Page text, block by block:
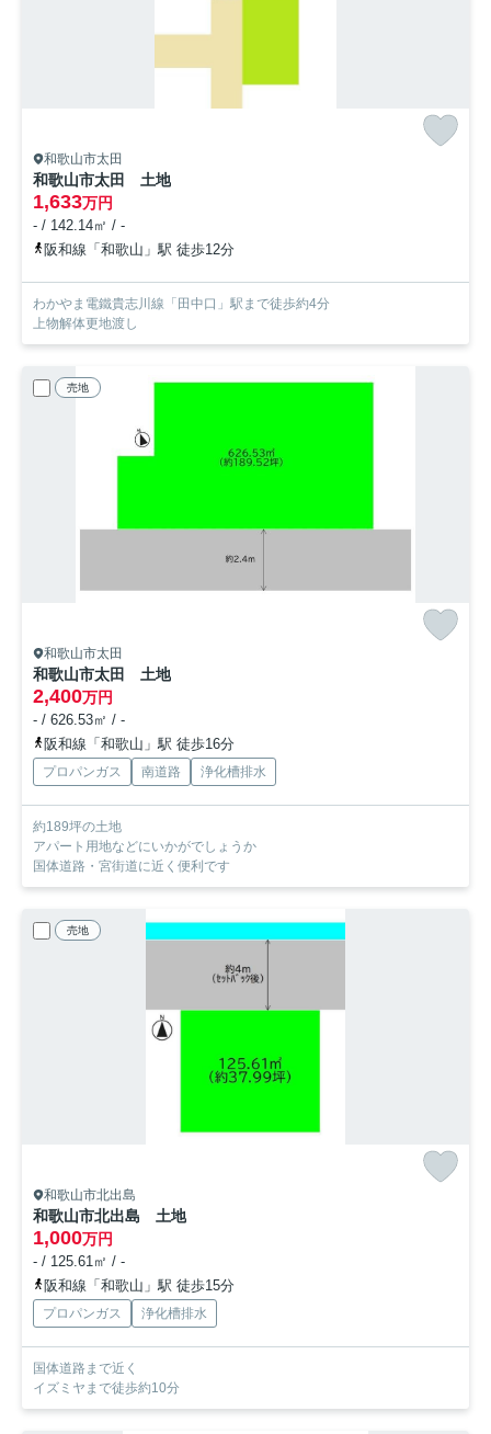
和歌山市太田
和歌山市太田 土地
1,633万円
- / 142.14㎡ / -
阪和線「和歌山」駅 徒歩12分
わかやま電鐵貴志川線「田中口」駅まで徒歩約4分
上物解体更地渡し
売地
和歌山市太田
和歌山市太田 土地
2,400万円
- / 626.53㎡ / -
阪和線「和歌山」駅 徒歩16分
プロパンガス 南道路 浄化槽排水
約189坪の土地
アパート用地などにいかがでしょうか
国体道路・宮街道に近く便利です
売地
和歌山市北出島
和歌山市北出島 土地
1,000万円
- / 125.61㎡ / -
阪和線「和歌山」駅 徒歩15分
プロパンガス 浄化槽排水
国体道路まで近く
イズミヤまで徒歩約10分